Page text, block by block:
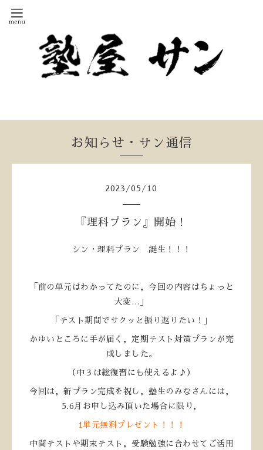
お知らせ・サン通信
2023 /05 / 10
『理科プラン』開始！
シン・理科プラン 誕生！！！
「前の単元はわかってたのに，今回の内容はちょっと
大変…」
「テスト期間でサクッと振り返りたい！」
かゆいところに手が届く，定期テスト対策プランが完
成しました。
（中３は総復習にも使えるよ♪）
今回は，新プラン完成を祝し，塾生のみなさんには，
5.6月お申し込み頂いた場合に限り，
1単元無料プレゼント！！！
中間テストや期末テスト，受験勉強に合わせてご活用